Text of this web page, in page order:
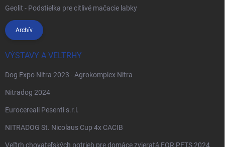
Geolit - Podstielka pre citlivé mačacie labky
Archív
VÝSTAVY A VELTRHY
Dog Expo Nitra 2023 - Agrokomplex Nitra
Nitradog 2024
Eurocereali Pesenti s.r.l.
NITRADOG St. Nicolaus Cup 4x CACIB
Veľtrh chovateľských potrieb pre domáce zvieratá FOR PETS 2024